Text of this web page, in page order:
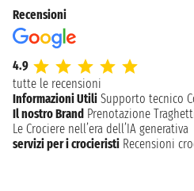
Recensioni
4.9
tutte le recensioni
Informazioni Utili Supporto tecnico
Il nostro Brand Prenotazione
Le Crociere nell’era dell’IA generativa
servizi per i crocieristi Recensioni